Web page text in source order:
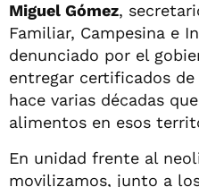
Miguel Gómez,
Familiar, Campesina e
denunciado por el
entregar certificados
hace varias décadas
alimentos en esos
En unidad frente al
movilizamos, junto a